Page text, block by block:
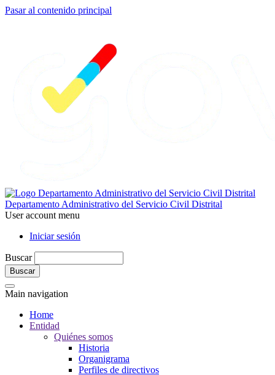
Pasar al contenido principal
Departamento Administrativo del Servicio Civil Distrital
User account menu
Iniciar sesión
Buscar
Main navigation
Home
Entidad
Quiénes somos
Historia
Organigrama
Perfiles de directivos